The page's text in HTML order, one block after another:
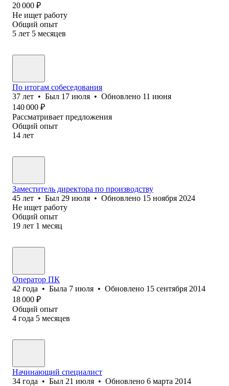
20 000 ₽
Не ищет работу
Общий опыт
5 лет 5 месяцев
По итогам собеседования
37 лет • Был 17 июля • Обновлено 11 июня
140 000 ₽
Рассматривает предложения
Общий опыт
14 лет
Заместитель директора по производству
45 лет • Был 29 июля • Обновлено 15 ноября 2024
Не ищет работу
Общий опыт
19 лет 1 месяц
Оператор ПК
42 года • Была 7 июля • Обновлено 15 сентября 2014
18 000 ₽
Общий опыт
4 года 5 месяцев
Начинающий специалист
34 года • Был 21 июля • Обновлено 6 марта 2014